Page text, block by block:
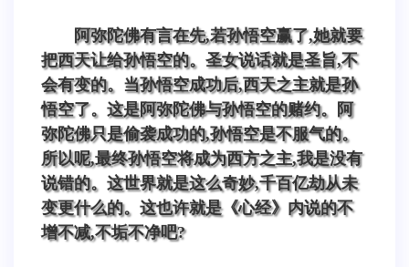
阿弥陀佛有言在先,若孙悟空赢了,她就要
把西天让给孙悟空的。圣女说话就是圣旨,不
会有变的。当孙悟空成功后,西天之主就是孙
悟空了。这是阿弥陀佛与孙悟空的赌约。阿
弥陀佛只是偷袭成功的,孙悟空是不服气的。
所以呢,最终孙悟空将成为西方之主,我是没有
说错的。这世界就是这么奇妙,千百亿劫从未
变更什么的。这也许就是《心经》内说的不
增不减,不垢不净吧?